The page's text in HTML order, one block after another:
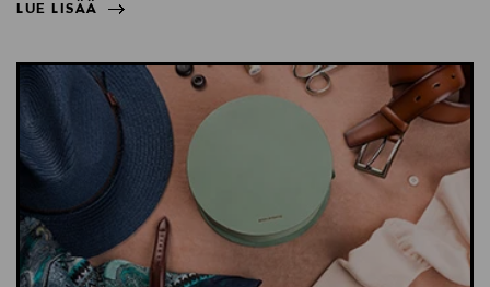
LUE LISÄÄ
NÄYTÄ VÄHEMMÄN
LUE LISÄÄ